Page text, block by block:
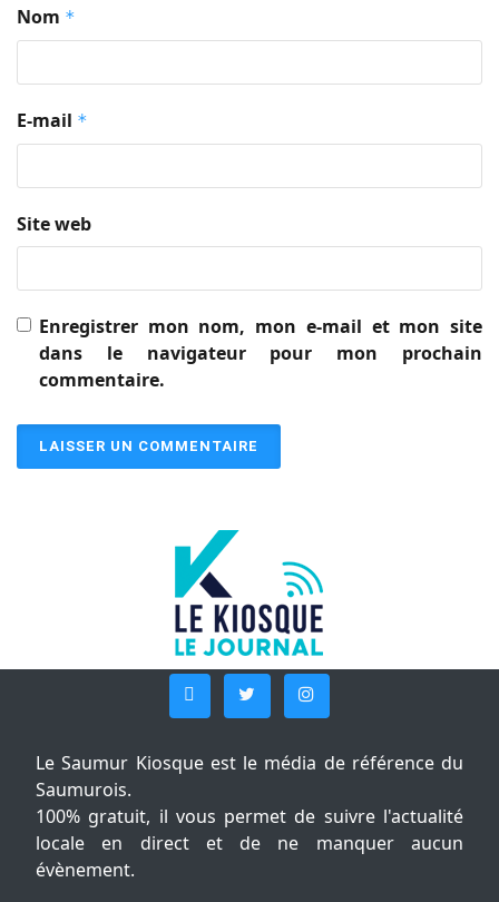
Nom *
E-mail *
Site web
Enregistrer mon nom, mon e-mail et mon site
dans le navigateur pour mon prochain
commentaire.
Le Saumur Kiosque est le média de référence du
Saumurois.
100% gratuit, il vous permet de suivre l'actualité
locale en direct et de ne manquer aucun
évènement.